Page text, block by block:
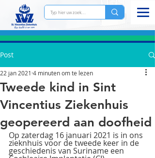
Post
Tweede kind in Sint
Vincentius Ziekenhuis
geopereerd aan doofheid
22 jan 2021 4 minuten om te lezen
Op zaterdag 16 januari 2021 is in ons
zieknhuis voor de tweede keer in de
geschiedenis van Suriname een